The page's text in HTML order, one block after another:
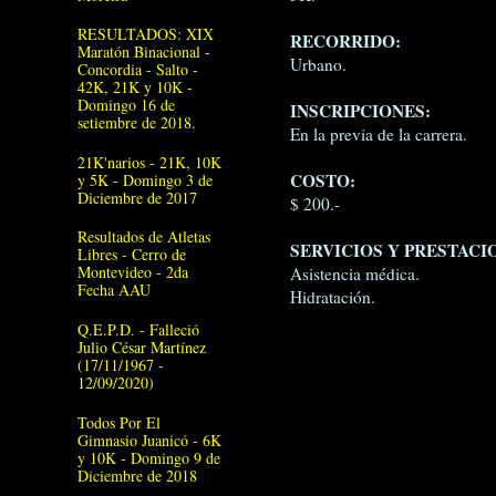
RECORRIDO:
Urbano.
INSCRIPCIONES:
En la previa de la carrera.
COSTO:
$ 200.-
SERVICIOS Y
Asistencia médica.
Hidratación.
RESULTADOS: XIX
Maratón Binacional -
Concordia - Salto -
42K, 21K y 10K -
Domingo 16 de
setiembre de 2018.
21K'narios - 21K, 10K
y 5K - Domingo 3 de
Diciembre de 2017
Resultados de Atletas
Libres - Cerro de
Montevideo - 2da
Fecha AAU
Q.E.P.D. - Falleció
Julio César Martínez
(17/11/1967 -
12/09/2020)
Todos Por El
Gimnasio Juanicó - 6K
y 10K - Domingo 9 de
Diciembre de 2018